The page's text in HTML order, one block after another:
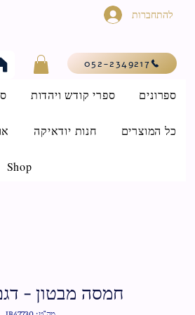
להתחברות
052-2349217
ספרי קודש ויהדות ספרונים
חנות יודאיקה כל המוצרים
Shop
חמסה מבטון -